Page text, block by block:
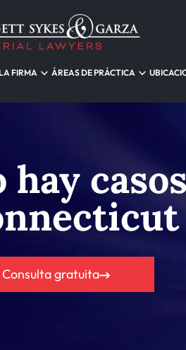
FIRMA ÁREAS DE PRÁCTICA
hay
Consulta gratuita